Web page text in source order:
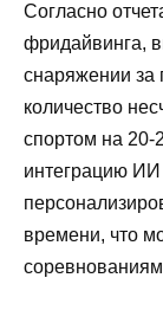
Согласно
фридайвинга,
снаряжении за
количество
спортом на 20-
интеграцию ИИ
времени, что